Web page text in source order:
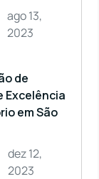
ago 13,
2023
de
Excelência
em São
dez 12,
2023